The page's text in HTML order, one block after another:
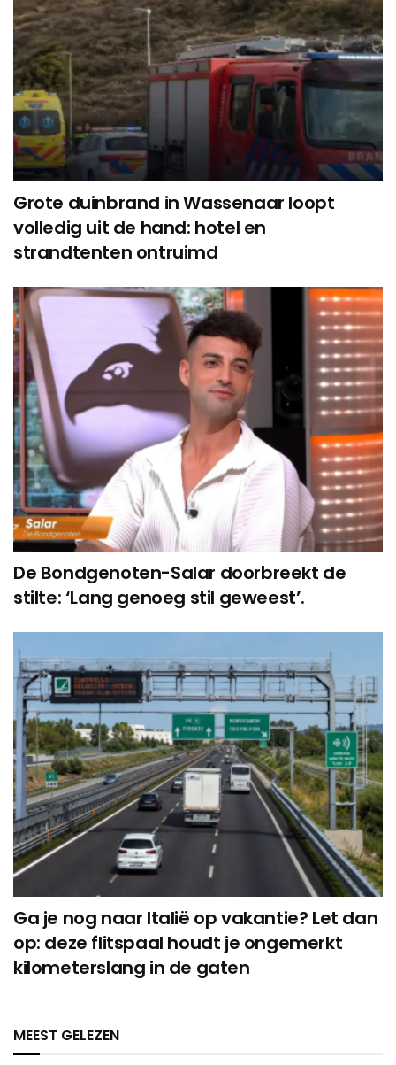
Grote duinbrand in Wassenaar loopt
volledig uit de hand: hotel en
strandtenten ontruimd
De Bondgenoten-Salar doorbreekt de
stilte: ‘Lang genoeg stil geweest’.
Ga je nog naar Italië op vakantie? Let dan
op: deze flitspaal houdt je ongemerkt
kilometerslang in de gaten
MEEST GELEZEN